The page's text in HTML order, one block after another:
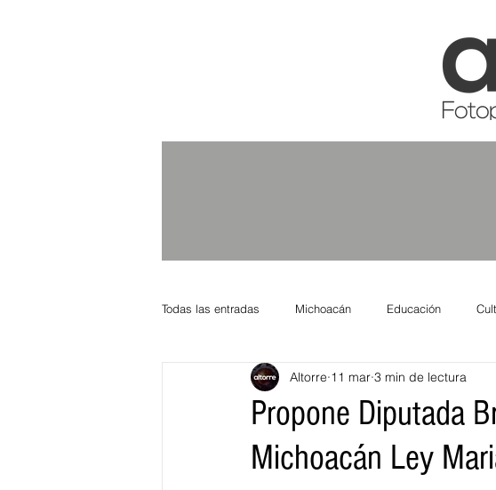
Todas las entradas Michoacán Educación
Nacional Internacional Columnistas Salud
Gobernador Segob Sedeco Turismo
Propone Diputada
Michoacán Ley
Altorre 11 mar 3 min de lectura